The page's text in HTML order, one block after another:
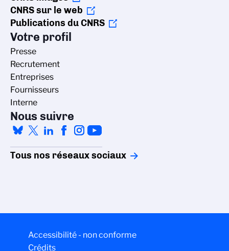
CNRS sur le web
Publications du CNRS
Votre profil
Presse
Recrutement
Entreprises
Fournisseurs
Interne
Nous suivre
Tous nos réseaux sociaux
Accessibilité - non conforme
Crédits